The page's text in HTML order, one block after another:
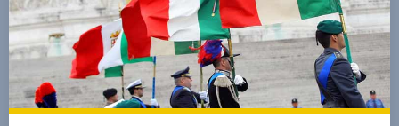
Corsi
Quesiti